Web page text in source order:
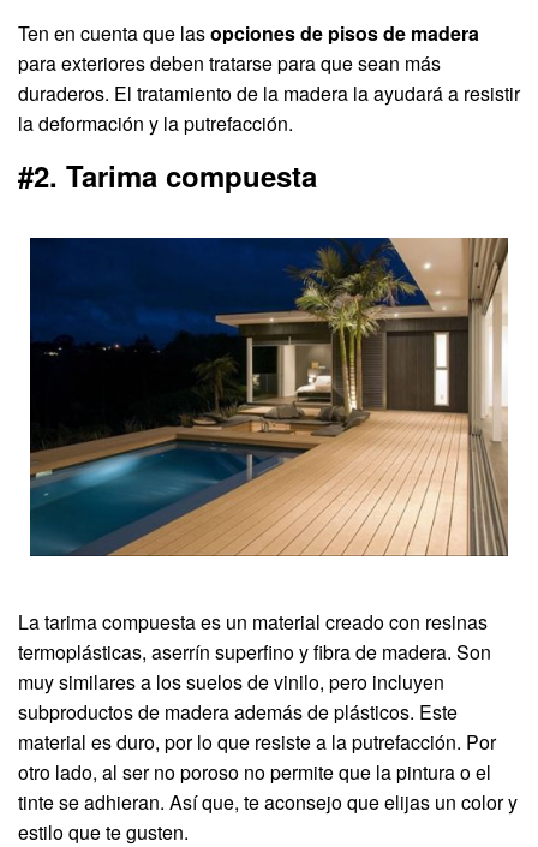
Ten en cuenta que lasopciones de pisos de madera
para exteriores deben tratarse para que sean más
duraderos. El tratamiento de la madera la ayudará a resistir
la deformación y la putrefacción.
#2. Tarima compuesta
La tarima compuesta es un material creado con resinas
termoplásticas, aserrín superfino y fibra de madera. Son
muy similares a los suelos de vinilo, pero incluyen
subproductos de madera además de plásticos. Este
material es duro, por lo que resiste a la putrefacción. Por
otro lado, al ser no poroso no permite que la pintura o el
tinte se adhieran. Así que, te aconsejo que elijas un color y
estilo que te gusten.